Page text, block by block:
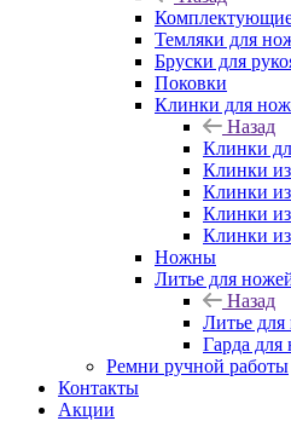
Темляки для
Бруски для
Поковки
Клинки для
Назад
Клинки
Клинки из
Клинки
Клинки
Клинки
Ножны
Литье для
Назад
Литье
Гарда для
Ремни ручной работы
Контакты
Акции